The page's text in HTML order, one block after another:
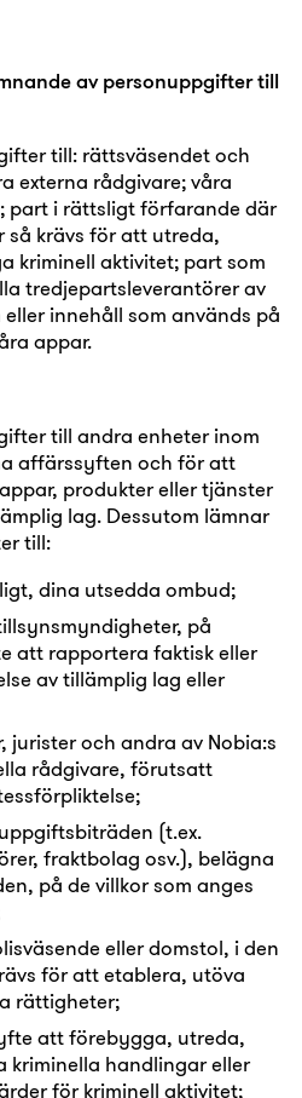
av personuppgifter till
till: rättsväsendet och
externa rådgivare; våra
part i rättsligt förfarande där
så krävs för att utreda,
kriminell aktivitet; part som
tredjepartsleverantörer av
innehåll som används på
appar.
till andra enheter inom
affärssyften och för att
produkter eller tjänster
lag. Dessutom lämnar
till:
dina utsedda ombud;
på
att rapportera faktisk eller
av tillämplig lag eller
jurister och andra av Nobia:s
rådgivare, förutsatt
(t.ex.
fraktbolag osv.), belägna
på de villkor som anges
eller domstol, i den
för att etablera, utöva
rättigheter;
att förebygga, utreda,
kriminella handlingar eller
för kriminell aktivitet;